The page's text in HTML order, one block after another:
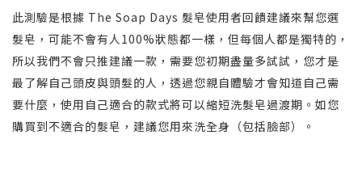
此測驗是根據 The Soap Days 髮皂使用者回饋建議來幫您選
髮皂，可能不會有人100%狀態都一樣，但每個人都是獨特的，
所以我們不會只推建議一款，需要您初期盡量多試試，您才是
最了解自己頭皮與頭髮的人，透過您親自體驗才會知道自己需
要什麼，使用自己適合的款式將可以縮短洗髮皂過渡期。如您
購買到不適合的髮皂，建議您用來洗全身（包括臉部）。